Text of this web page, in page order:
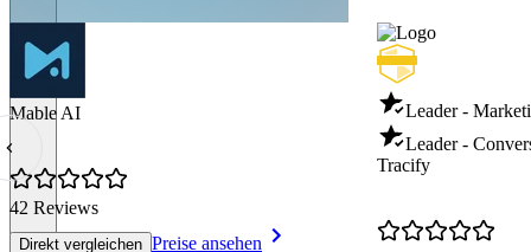
Mable AI
42 Reviews
Direkt vergleichen Preise ansehen
Leader -
Leader -
Tracify